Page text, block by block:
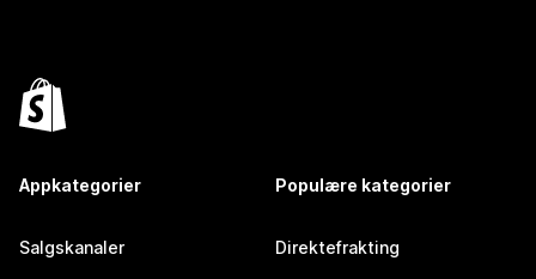
Appkategorier
Salgskanaler
Populære kategorier
Direktefrakting